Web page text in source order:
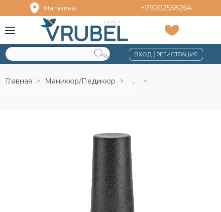
Магазины +79202538264
ВХОД |РЕГИСТРАЦИЯ
Главная Маникюр/Педикюр
...